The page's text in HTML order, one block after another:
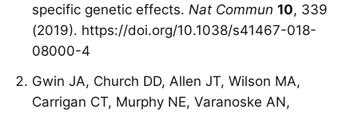
specific genetic effects. Nat Commun 10, 339
(2019). https://doi.org/10.1038/s41467-018-
08000-4
Gwin JA, Church DD, Allen JT, Wilson MA,
Carrigan CT, Murphy NE, Varanoske AN,